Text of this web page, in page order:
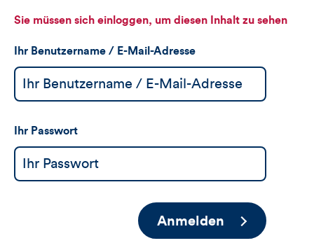
sehen
Sie müssen sich einloggen, um diesen Inhalt zu sehen
Ihr Benutzername / E-Mail-Adresse
Ihr Passwort
Anmelden